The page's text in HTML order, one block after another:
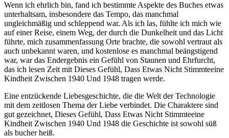
Wenn ich ehrlich bin, fand ich bestimmte Aspekte des Buches etwas
unterhaltsam, insbesondere das Tempo, das manchmal
ungleichmäßig und schleppend war. Als ich las, fühlte ich mich wie
auf einer Reise, einem Weg, der durch die Dunkelheit und das Licht
führte, mich zusammenfassung Orte brachte, die sowohl vertraut als
auch unbekannt waren, und kostenlose es manchmal beängstigend
war, war das Endergebnis ein Gefühl von Staunen und Ehrfurcht,
das ich lesen Zeit mit Dieses Gefühl, Dass Etwas Nicht Stimmteeine
Kindheit Zwischen 1940 Und 1948 tragen werde.
Eine entzückende Liebesgeschichte, die die Welt der Technologie
mit dem zeitlosen Thema der Liebe verbindet. Die Charaktere sind
gut gezeichnet, Dieses Gefühl, Dass Etwas Nicht Stimmteeine
Kindheit Zwischen 1940 Und 1948 die Geschichte ist sowohl süß
als bucher heiß.